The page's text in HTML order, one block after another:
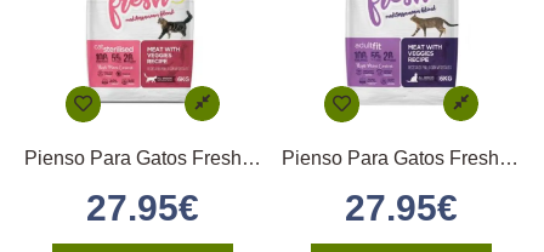
Pienso Para Gatos Fresh Esterilizado 6Kg
27.95€
Pienso Para Gatos Fresh Adulto 6Kg
27.95€